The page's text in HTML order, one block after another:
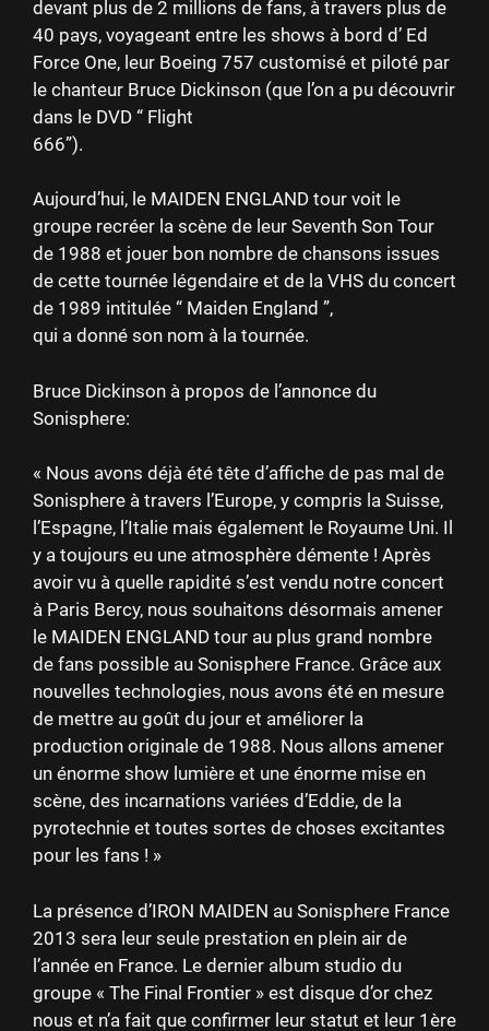
devant plus de 2 millions de fans, à travers plus de
40 pays, voyageant entre les shows à bord d’ Ed
Force One, leur Boeing 757 customisé et piloté par
le chanteur Bruce Dickinson (que l’on a pu découvrir
dans le DVD “ Flight
666”).
Aujourd’hui, le MAIDEN ENGLAND tour voit le
groupe recréer la scène de leur Seventh Son Tour
de 1988 et jouer bon nombre de chansons issues
de cette tournée légendaire et de la VHS du concert
de 1989 intitulée “ Maiden England ”,
qui a donné son nom à la tournée.
Bruce Dickinson à propos de l’annonce du
Sonisphere:
« Nous avons déjà été tête d’affiche de pas mal de
Sonisphere à travers l’Europe, y compris la Suisse,
l’Espagne, l’Italie mais également le Royaume Uni. Il
y a toujours eu une atmosphère démente ! Après
avoir vu à quelle rapidité s’est vendu notre concert
à Paris Bercy, nous souhaitons désormais amener
le MAIDEN ENGLAND tour au plus grand nombre
de fans possible au Sonisphere France. Grâce aux
nouvelles technologies, nous avons été en mesure
de mettre au goût du jour et améliorer la
production originale de 1988. Nous allons amener
un énorme show lumière et une énorme mise en
scène, des incarnations variées d’Eddie, de la
pyrotechnie et toutes sortes de choses excitantes
pour les fans ! »
La présence d’IRON MAIDEN au Sonisphere France
2013 sera leur seule prestation en plein air de
l’année en France. Le dernier album studio du
groupe « The Final Frontier » est disque d’or chez
nous et n’a fait que confirmer leur statut et leur 1ère